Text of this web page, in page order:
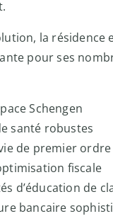
la résidence
pour ses
Schengen
santé robustes
de premier ordre
fiscale
d’éducation de
bancaire